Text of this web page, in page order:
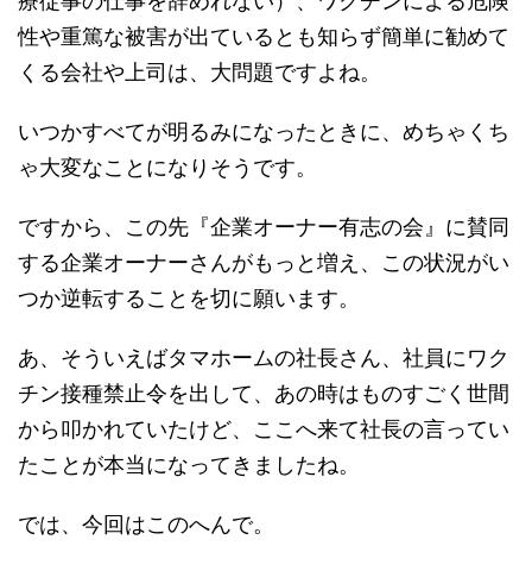
性や重篤な被害が出ているとも知らず簡単に勧めて
くる会社や上司は、大問題ですよね。
いつかすべてが明るみになったときに、めちゃくち
ゃ大変なことになりそうです。
ですから、この先『企業オーナー有志の会』に賛同
する企業オーナーさんがもっと増え、この状況がい
つか逆転することを切に願います。
あ、そういえばタマホームの社長さん、社員にワク
チン接種禁止令を出して、あの時はものすごく世間
から叩かれていたけど、ここへ来て社長の言ってい
たことが本当になってきましたね。
では、今回はこのへんで。